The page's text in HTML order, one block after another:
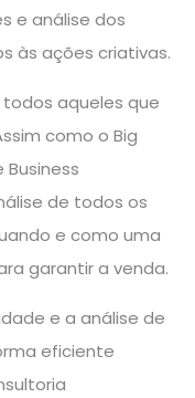
e análise dos
às ações criativas.
aqueles que
como o Big
Business
de todos os
e como uma
garantir a venda.
e a análise de
eficiente